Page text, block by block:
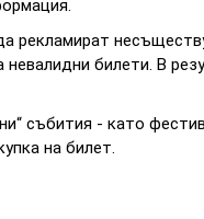
рекламират
билети. В
събития - като
на билет.